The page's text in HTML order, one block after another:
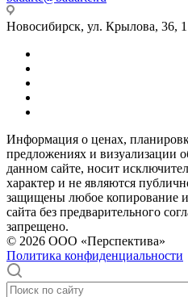
Новосибирск, ул. Крылова, 36,
Информация о ценах,
предложениях и визуализации
данном сайте, носит
характер и не являются
защищены любое копирование и
сайта без предварительного
запрещено.
© 2026 ООО «Перспектива»
Политика конфиденциальности